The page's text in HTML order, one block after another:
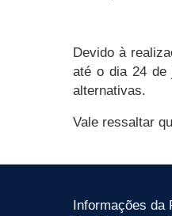
Devido à
até o dia 24 de
alternativas.
Vale ressaltar
Informações da